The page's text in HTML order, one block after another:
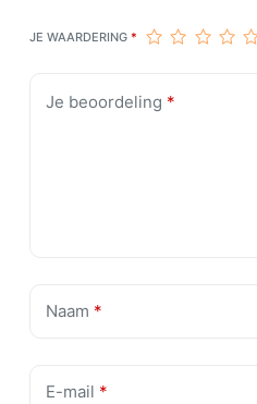
JE WAARDERING *
Je beoordeling *
Naam *
E-mail *